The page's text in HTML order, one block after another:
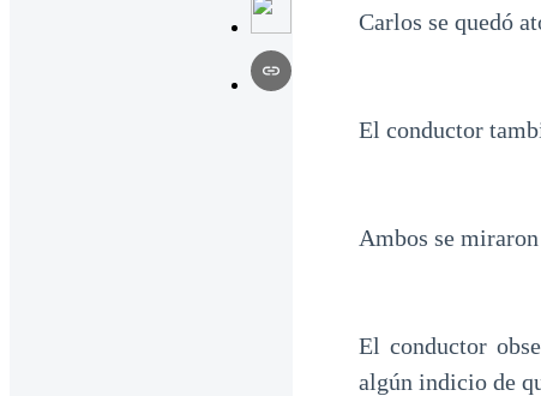
Carlos se quedó
El conductor
Ambos se
El conductor
algún indicio de